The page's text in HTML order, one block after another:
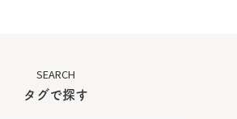
SEARCH
タグで探す